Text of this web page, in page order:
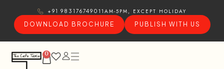
+91 9831767490 11AM-5PM, EXCEPT HOLIDAY
DOWNLOAD BROCHURE
PUBLISH WITH US
0